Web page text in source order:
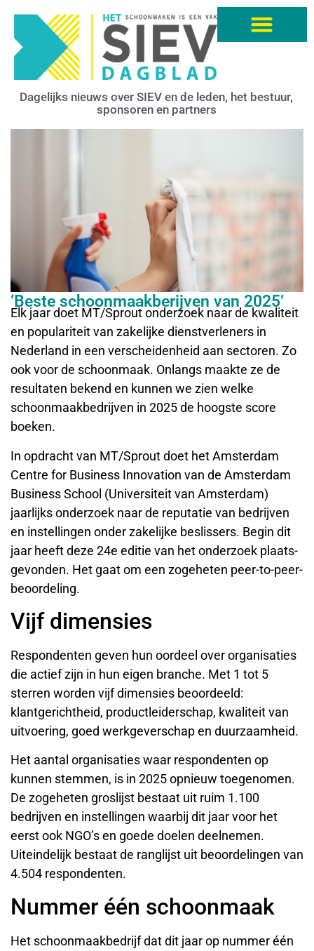
Dagelijks nieuws over SIEV en de leden, het bestuur,
sponsoren en partners
‘Beste schoonmaakberijven van 2025’
Elk jaar doet MT/Sprout onderzoek naar de kwaliteit
en populariteit van zakelijke dienstverleners in
Nederland in een verscheidenheid aan sectoren. Zo
ook voor de schoonmaak. Onlangs maakte ze de
resultaten bekend en kunnen we zien welke
schoonmaakbedrijven in 2025 de hoogste score
boeken.
In opdracht van MT/Sprout doet het Amsterdam
Centre for Business Innovation van de Amsterdam
Business School (Universiteit van Amsterdam)
jaarlijks onderzoek naar de reputatie van bedrijven
en instellingen onder zakelijke beslissers. Begin dit
jaar heeft deze 24e editie van het onderzoek plaats­
gevonden. Het gaat om een zogeheten peer-to-peer-
beoordeling.
Vijf dimensies
Respondenten geven hun oordeel over organisaties
die actief zijn in hun eigen branche. Met 1 tot 5
sterren worden vijf dimensies beoordeeld:
klantgerichtheid, productleiderschap, kwaliteit van
uitvoering, goed werkgeverschap en duurzaamheid.
Het aantal organisaties waar respondenten op
kunnen stemmen, is in 2025 opnieuw toegenomen.
De zogeheten groslijst bestaat uit ruim 1.100
bedrijven en instellingen waarbij dit jaar voor het
eerst ook NGO’s en goede doelen deelnemen.
Uiteindelijk bestaat de ranglijst uit beoordelingen van
4.504 respondenten.
Nummer één schoonmaak
Het schoonmaakbedrijf dat dit jaar op nummer één